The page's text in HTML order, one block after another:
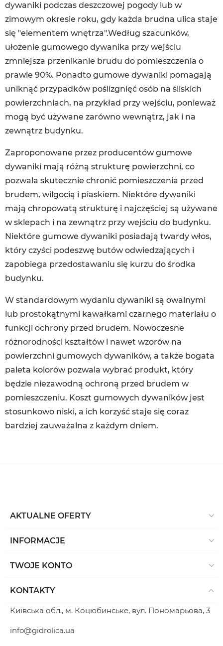
dywaniki podczas deszczowej pogody lub w
zimowym okresie roku, gdy każda brudna ulica staje
się "elementem wnętrza".Według szacunków,
ułożenie gumowego dywanika przy wejściu
zmniejsza przenikanie brudu do pomieszczenia o
prawie 90%. Ponadto gumowe dywaniki pomagają
uniknąć przypadków poślizgnięć osób na śliskich
powierzchniach, na przykład przy wejściu, ponieważ
mogą być używane zarówno wewnątrz, jak i na
zewnątrz budynku.
Zaproponowane przez producentów gumowe
dywaniki mają różną strukturę powierzchni, co
pozwala skutecznie chronić pomieszczenia przed
brudem, wilgocią i piaskiem. Niektóre dywaniki
mają chropowatą strukturę i najczęściej są używane
w sklepach i na zewnątrz przy wejściu do budynku.
Niektóre gumowe dywaniki posiadają twardy włos,
który czyści podeszwę butów odwiedzających i
zapobiega przedostawaniu się kurzu do środka
budynku.
W standardowym wydaniu dywaniki są owalnymi
lub prostokątnymi kawałkami czarnego materiału o
funkcji ochrony przed brudem. Nowoczesne
różnorodności kształtów i nawet wzorów na
powierzchni gumowych dywaników, a także bogata
paleta kolorów pozwala wybrać produkt, który
będzie niezawodną ochroną przed brudem w
pomieszczeniu. Koszt gumowych dywaników jest
stosunkowo niski, a ich korzyść staje się coraz
bardziej zauważalna z każdym dniem.
AKTUALNE OFERTY
INFORMACJE
TWOJE KONTO
KONTAKTY
Київська обл., м. Коцюбинське, вул. Пономарьова, 3
info@gidrolica.ua